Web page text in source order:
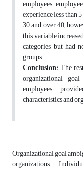
employees,
experience less than
30 and over 40;
this variable
categories, but had
groups.
Conclusion:The
organizational
employees,
characteristics and
Organizational goal
organizations